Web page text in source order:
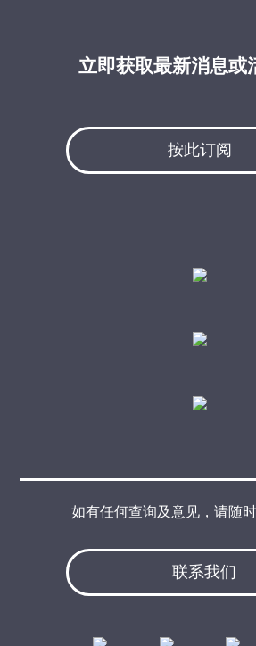
立即获取最新消息或
按此订阅
联系我们
如有任何查询及意见，请随时